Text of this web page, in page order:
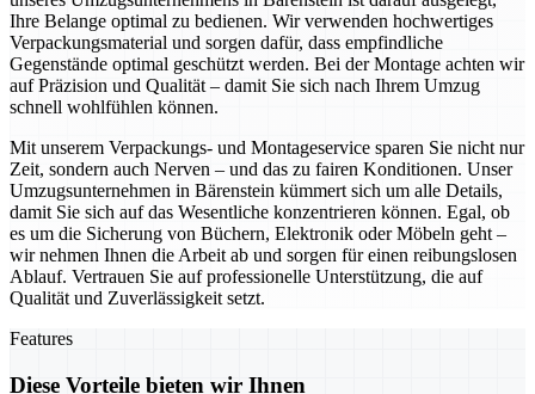
Ihre Belange optimal zu bedienen. Wir verwenden hochwertiges
Verpackungsmaterial und sorgen dafür, dass empfindliche
Gegenstände optimal geschützt werden. Bei der Montage achten wir
auf Präzision und Qualität – damit Sie sich nach Ihrem Umzug
schnell wohlfühlen können.
Mit unserem Verpackungs- und Montageservice sparen Sie nicht nur
Zeit, sondern auch Nerven – und das zu fairen Konditionen. Unser
Umzugsunternehmen in Bärenstein kümmert sich um alle Details,
damit Sie sich auf das Wesentliche konzentrieren können. Egal, ob
es um die Sicherung von Büchern, Elektronik oder Möbeln geht –
wir nehmen Ihnen die Arbeit ab und sorgen für einen reibungslosen
Ablauf. Vertrauen Sie auf professionelle Unterstützung, die auf
Qualität und Zuverlässigkeit setzt.
Features
Diese Vorteile bieten wir Ihnen